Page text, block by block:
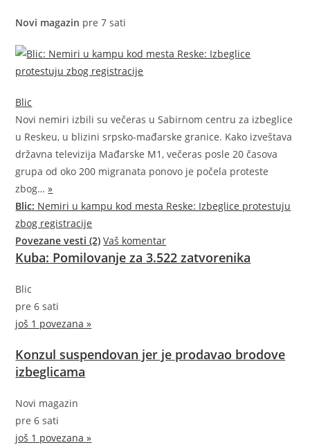
Novi magazin pre 7 sati
Blic
Novi nemiri izbili su večeras u Sabirnom centru za izbeglice
u Reskeu, u blizini srpsko-mađarske granice. Kako izveštava
državna televizija Mađarske M1, večeras posle 20 časova
grupa od oko 200 migranata ponovo je počela proteste
zbog…»
Blic: Nemiri u kampu kod mesta Reske: Izbeglice protestuju
zbog registracije
Povezane vesti (2) Vaš komentar
Kuba: Pomilovanje za 3.522 zatvorenika
Blic
pre 6 sati
još 1 povezana »
Konzul suspendovan jer je prodavao brodove
izbeglicama
Novi magazin
pre 6 sati
još 1 povezana »